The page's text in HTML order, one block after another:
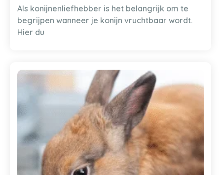
Als konijnenliefhebber is het belangrijk om te
begrijpen wanneer je konijn vruchtbaar wordt.
Hier du